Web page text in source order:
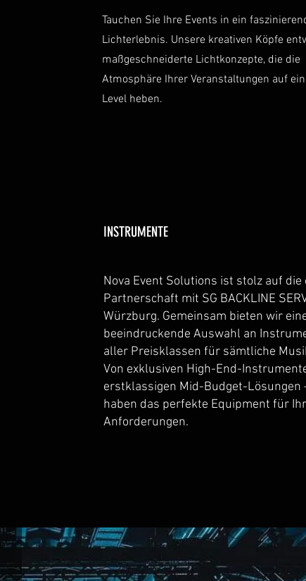
Tauchen Sie Ihre Events in ein
Lichterlebnis. Unsere kreativen Köpfe
maßgeschneiderte Lichtkonzepte, die die
Atmosphäre Ihrer Veranstaltungen auf
Level heben.
INSTRUMENTE
Nova Event Solutions ist stolz auf die
Partnerschaft mit SG BACKLINE
Würzburg. Gemeinsam bieten wir
beeindruckende Auswahl an
aller Preisklassen für sämtliche
Von exklusiven High-End-
erstklassigen Mid-Budget-Lösungen
haben das perfekte Equipment für
Anforderungen.